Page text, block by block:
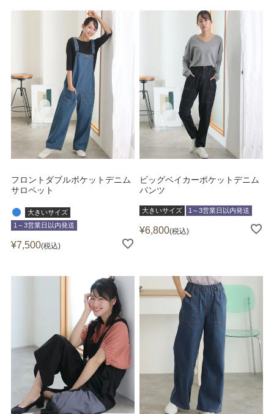
フロントダブルポケットデニム
サロペット
大きいサイズ
1～3営業日以内発送
¥7,500 税込
ビッグベイカーポケットデニム
パンツ
大きいサイズ 1～3営業日以内発送
¥6,800 税込